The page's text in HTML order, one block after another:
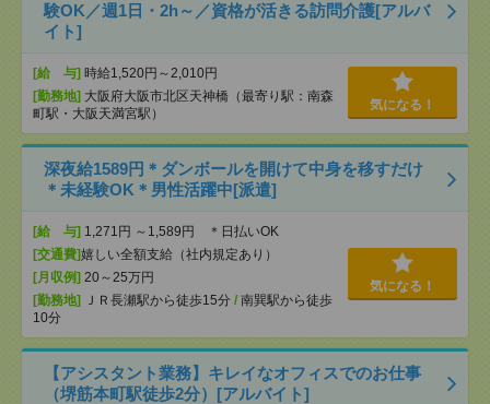
験OK／週1日・2h～／資格が活きる訪問介護[アルバ
イト]
[給 与] 時給1,520円～2,010円
[勤務地] 大阪府大阪市北区天神橋（最寄り駅：南森
町駅・大阪天満宮駅）
気になる！
深夜給1589円＊ダンボールを開けて中身を移すだけ
＊未経験OK＊男性活躍中[派遣]
[給 与] 1,271円 ～1,589円 ＊日払いOK
[交通費]嬉しい全額支給（社内規定あり）
[月収例] 20～25万円
[勤務地]
ＪＲ長瀬駅から徒歩15分 / 南巽駅から徒歩
10分
気になる！
【アシスタント業務】キレイなオフィスでのお仕事
（堺筋本町駅徒歩2分）[アルバイト]